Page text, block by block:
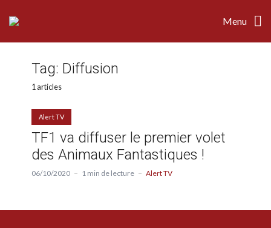
Menu
Tag: Diffusion
1 articles
Alert TV
TF1 va diffuser le premier volet
des Animaux Fantastiques !
06/10/2020 1 min de lecture Alert TV